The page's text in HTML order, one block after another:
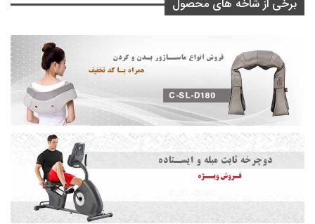
برخی از شاخه های محصول